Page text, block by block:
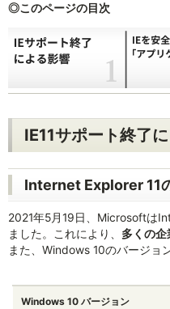
◎このページの目次
IE11サポート終了
Internet Explorer 11
2021年5月19日、Microsoftは
ました。これにより、 多くの
また、Windows 10のバージョ
Windows 10 バージョン